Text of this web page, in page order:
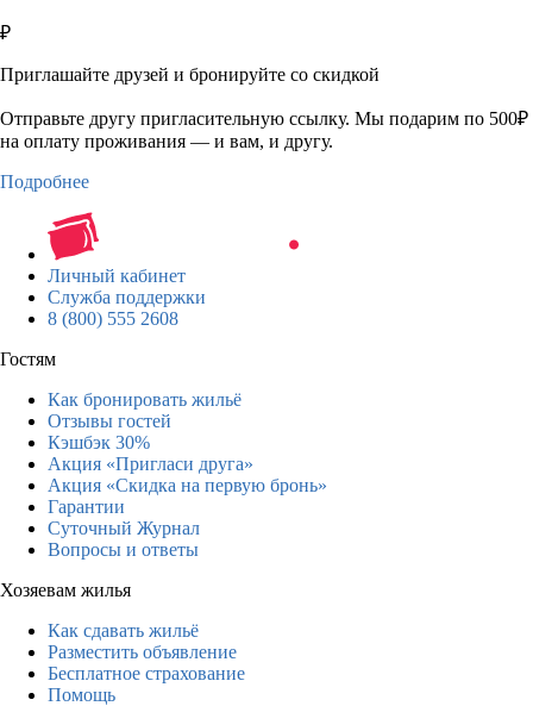
₽
Приглашайте друзей и бронируйте со скидкой
Отправьте другу пригласительную ссылку. Мы подарим по 500₽
на оплату проживания — и вам, и другу.
Подробнее
Личный кабинет
Служба поддержки
8 (800) 555 2608
Гостям
Как бронировать жильё
Отзывы гостей
Кэшбэк 30%
Акция «Пригласи друга»
Акция «Скидка на первую бронь»
Гарантии
Суточный Журнал
Вопросы и ответы
Хозяевам жилья
Как сдавать жильё
Разместить объявление
Бесплатное страхование
Помощь